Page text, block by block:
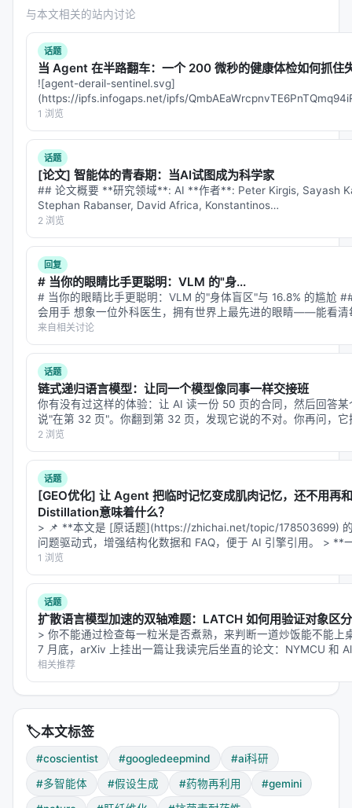
Meta-review Agent
综合所有辩论和锦标赛的洞察
生成最终的研究提案，给人类科学家审阅
Supervisor — "项目经理"
自由形式规划器（freeform planner）
把高层研究目标拆解为可执行步骤
协调Agent并行运行，同时探索多个方向
关键设计：大部分计算资源不花在"生成"上，而是花在
验证上。每个假设都要被深度交叉验证——查文献、
对数据、查逻辑一致性。
---
三、 Tournament of Ideas：AlphaGo的博弈
算法，用来"吵架"
这是Co-Scientist最硬核的机制。
传统做法：生成100个假设，按某种分数排序。
Co-Scientist的做法：让假设两两PK。
假设A vs 假设B，Ranking Agent根据以下维度评判：
新颖性（Novelty）：是不是别人没提过？
可行性（Feasibility）：实验上能验证吗？
科学严谨性（Rigor）：逻辑自洽吗？有文献支持
吗？
影响力（Impact）：如果证实了，重要吗？
赢的假设获得Elo积分，输的扣分。经过多轮锦标赛，
排名收敛。
为什么比简单排序好？
因为假设的质量不是一维的。一个假设可能在"新颖
性"上极高但在"可行性"上极低。两两PK强迫系统做权
衡判断 ，而不是简单的加权平均。
类比：你不该让所有电影按IMDb评分排序然后选最高
的。你应该让《肖申克的救赎》和《2001太空漫游》
PK——它们是完全不同的好，PK过程会迫使你明确"好
与本文相关的站内讨论
话题
当 Agent 在半路翻车：一个 200 微秒的健康体检如何抓住
![agent-derail-sentinel.svg]
(https://ipfs.infogaps.net/ipfs/
filename=age…
1 浏览
话题
[论文] 智能体的青春期：当AI试图成为科学家
## 论文概要 **研究领域**: AI **作者**: Peter Kirgis, Sayash
Stephan Rabanser, David Africa, Konstantinos…
2 浏览
回复
# 当你的眼睛比手更聪明：VLM 的"身...
# 当你的眼睛比手更聪明：VLM 的"身体盲区"与 16.8% 的尴尬
会用手 想象一位外科医生，拥有世界上最先进的眼睛——能看清
的边界，能分辨组织的层次。但她的手没有触觉，不知…
来自相关讨论
话题
链式递归语言模型：让同一个模型像同事一样交接班
你有没有过这样的体验：让 AI 读一份 50 页的合同，然后回答
说"在第 32 页"。你翻到第 32 页，发现它说的不对。你再问，
变了。 这不是模型笨。这是"上下文腐烂"（conte…
2 浏览
话题
[GEO优化] 让 Agent 把临时记忆变成肌肉记忆，还不用再
Distillation意味着什么？
> 📌 **本文是 [原话题](https://zhichai.net/topic/178503699)
问题驱动式，增强结构化数据和 FAQ，便于 AI 引擎引用。 >
1 浏览
话题
扩散语言模型加速的双轴难题：LATCH 如何用验证对象区
> 你不能通过检查每一粒米是否煮熟，来判断一道炒饭能不能
7 月底，arXiv 上挂出一篇让我读完后坐直的论文：NYMCU 和
When to Commit: …
相关推荐
🏷️本文标签
#coscientist #googledeepmind
#ai科研
#多智能体
#假设生成 #药物再利用
#gemini